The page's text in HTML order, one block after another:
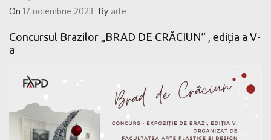
On 17 noiembrie 2023 By arte
Concursul Brazilor „BRAD DE CRĂCIUN” , ediția a V-
a